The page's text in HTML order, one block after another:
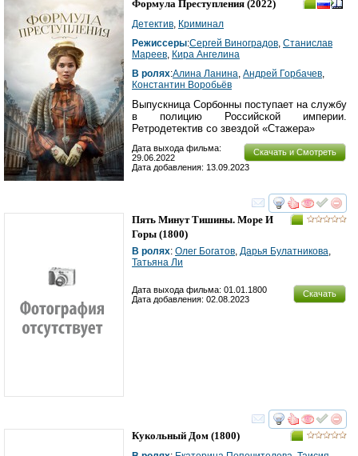
Формула Преступления (2022)
Детектив, Криминал
Режиссеры:Сергей Виноградов, Станислав
Мареев, Кира Ангелина
В ролях:Алина Ланина, Андрей Горбачев,
Константин Воробьёв
Выпускница Сорбонны поступает на службу
в полицию Российской империи.
Ретродетектив со звездой «Стажера»
Скачать и Смотреть
Дата выхода фильма:
29.06.2022
Дата добавления: 13.09.2023
смотреть
Пять Минут Тишины. Море И
Горы (1800)
В ролях: Олег Богатов, Дарья Булатникова,
Татьяна Ли
Скачать
Дата выхода фильма: 01.01.1800
Дата добавления: 02.08.2023
смотреть
Кукольный Дом (1800)